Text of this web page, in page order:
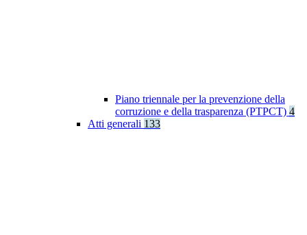
Piano triennale per la prevenzione della
corruzione e della trasparenza (PTPCT) 4
Atti generali 133